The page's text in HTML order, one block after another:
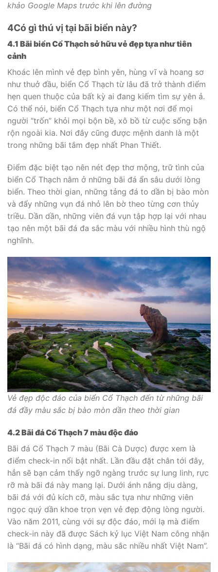
khảo Google Maps trước khi lên đường
4Có gì thú vị tại bãi biển này?
4.1 Bãi biển Cổ Thạch sở hữu vẻ đẹp tựa như tiên
cảnh
Khoác lên mình vẻ đẹp bình yên, hùng vĩ và hoang sơ
như thuở đầu, biển Cổ Thạch từ lâu đã trở thành điểm
hẹn quen thuộc của bất kỳ ai đang kiếm tìm sự yên ả.
Có thể nói, biển Cổ Thạch tựa như một nơi để mọi
người “trốn” khỏi mọi bộn bề, xô bồ từ cuộc sống bận
rộn ngoài kia. Nơi đây cũng được mệnh danh là một
trong những bãi tắm đẹp nhất Phan Thiết.
Điểm đặc biệt tạo nên nét đẹp thơ mộng, trữ tình của
biển Cổ Thạch nằm ở những bãi đá ẩn sâu dưới lòng
biển. Theo thời gian, những tảng đá to dần bị bào mòn
và đẩy những vụn đá nhỏ lên bờ theo từng cơn thủy
triều. Dần dần, những viên đá vụn tập hợp lại với nhau
tạo nên một bãi đá đa sắc màu với nhiều hình thù ngộ
nghĩnh.
Vẻ đẹp độc đáo của biển Cổ Thạch đến từ những bãi
đá đầy màu sắc bị bào mòn dần theo thời gian
4.2 Bãi đá Cổ Thạch 7 màu độc đáo
Bãi đá Cổ Thạch 7 màu (Bãi Cà Dược) được xem là
điểm check-in nổi bật nhất. Lần đầu đặt chân tới đây,
hẳn sẽ bạn cảm thấy ngỡ ngàng trước sự lung linh, rực
rỡ mà bãi đá này mang lại. Dưới ánh nắng dịu dàng,
bãi đá với đủ kích cỡ, màu sắc tựa như những viên
ngọc quý dần khoe trọn vẹn vẻ đẹp động lòng người.
Vào năm 2011, cùng với sự độc đáo, mới lạ mà điểm
check-in này đã được Sách kỷ lục Việt Nam công nhận
là “Bãi đá có hình dạng, màu sắc nhiều nhất Việt Nam”.